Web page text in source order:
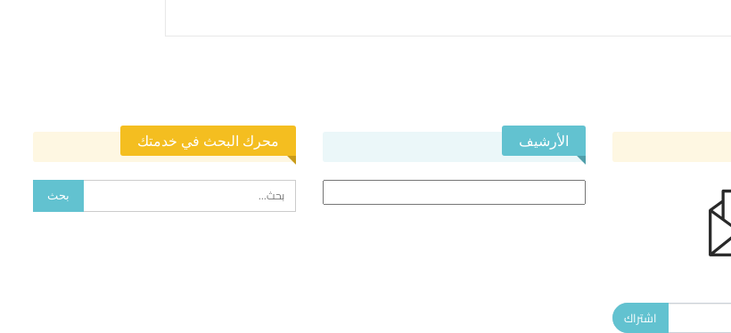
اشتراك
الأرشيف محرك البحث في خدمتك